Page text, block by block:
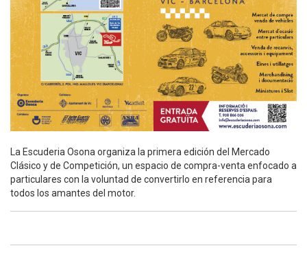
La Escuderia Osona organiza la primera edición del Mercado
Clásico y de Competición, un espacio de compra-venta enfocado a
particulares con la voluntad de convertirlo en referencia para
todos los amantes del motor.